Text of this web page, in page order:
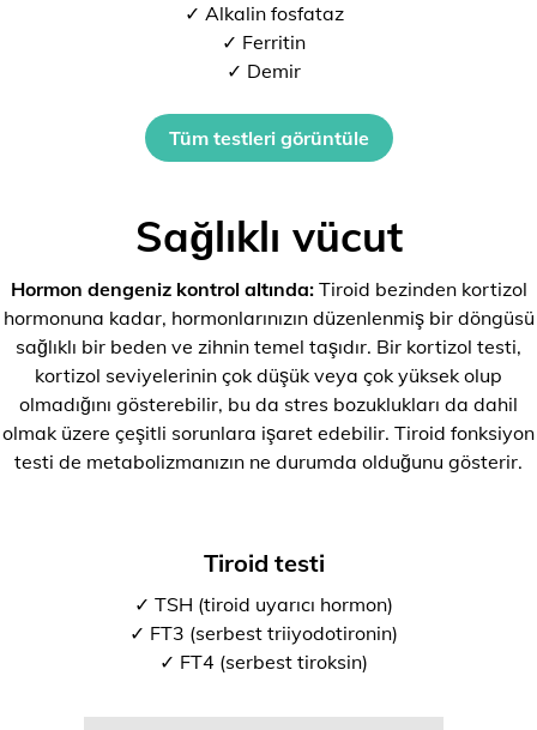
✓ Alkalin fosfataz
✓ Ferritin
✓ Demir
Tüm testleri görüntüle
Sağlıklı vücut
Hormon dengeniz kontrol altında:Tiroid bezinden kortizol
hormonuna kadar, hormonlarınızın düzenlenmiş bir döngüsü
sağlıklı bir beden ve zihnin temel taşıdır. Bir kortizol testi,
kortizol seviyelerinin çok düşük veya çok yüksek olup
olmadığını gösterebilir, bu da stres bozuklukları da dahil
olmak üzere çeşitli sorunlara işaret edebilir. Tiroid fonksiyon
testi de metabolizmanızın ne durumda olduğunu gösterir.
Tiroid testi
✓ TSH (tiroid uyarıcı hormon)
✓ FT3 (serbest triiyodotironin)
✓ FT4 (serbest tiroksin)